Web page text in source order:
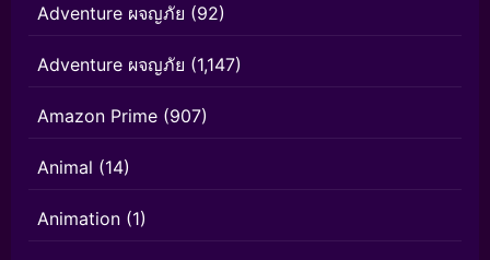
Adventure ผจญภัย (92)
Adventure ผจญภัย (1,147)
Amazon Prime (907)
Animal (14)
Animation (1)